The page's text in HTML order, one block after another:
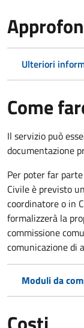
Ulteriori
Come
Il servizio può
documentazione
Per poter far
Civile è previsto
coordinatore o in
formalizzerà la
commissione
comunicazione di
Moduli da